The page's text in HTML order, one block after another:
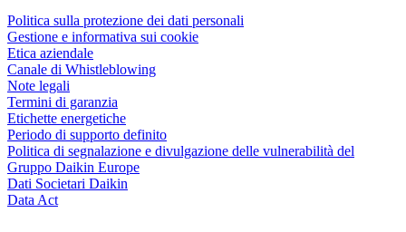
Politica sulla protezione dei dati personali
Gestione e informativa sui cookie
Etica aziendale
Canale di Whistleblowing
Note legali
Termini di garanzia
Etichette energetiche
Periodo di supporto definito
Politica di segnalazione e divulgazione delle vulnerabilità del
Gruppo Daikin Europe
Dati Societari Daikin
Data Act